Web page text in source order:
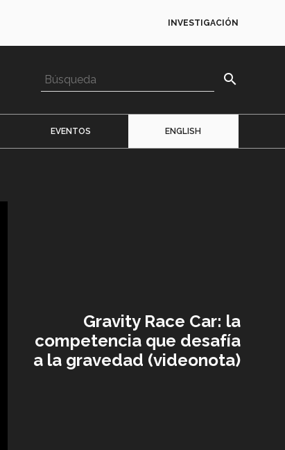
INVESTIGACIÓN
search
EVENTOS ENGLISH
Gravity Race Car: la
competencia que desafía
a la gravedad (videonota)